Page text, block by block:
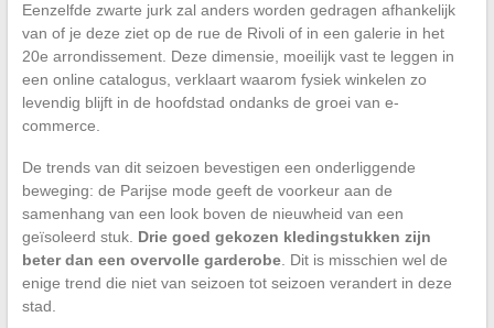
Eenzelfde zwarte jurk zal anders worden gedragen afhankelijk
van of je deze ziet op de rue de Rivoli of in een galerie in het
20e arrondissement. Deze dimensie, moeilijk vast te leggen in
een online catalogus, verklaart waarom fysiek winkelen zo
levendig blijft in de hoofdstad ondanks de groei van e-
commerce.
De trends van dit seizoen bevestigen een onderliggende
beweging: de Parijse mode geeft de voorkeur aan de
samenhang van een look boven de nieuwheid van een
geïsoleerd stuk. Drie goed gekozen kledingstukken zijn
beter dan een overvolle garderobe. Dit is misschien wel de
enige trend die niet van seizoen tot seizoen verandert in deze
stad.